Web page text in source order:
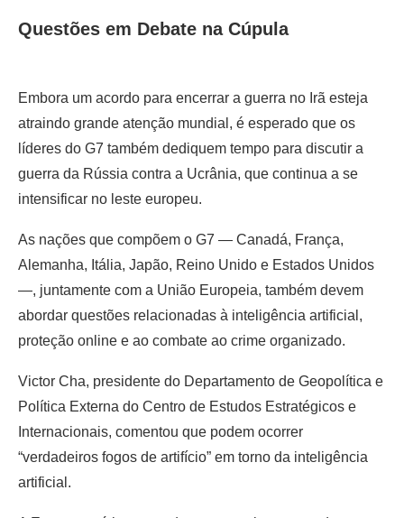
Questões em Debate na Cúpula
Embora um acordo para encerrar a guerra no Irã esteja
atraindo grande atenção mundial, é esperado que os
líderes do G7 também dediquem tempo para discutir a
guerra da Rússia contra a Ucrânia, que continua a se
intensificar no leste europeu.
As nações que compõem o G7 — Canadá, França,
Alemanha, Itália, Japão, Reino Unido e Estados Unidos
—, juntamente com a União Europeia, também devem
abordar questões relacionadas à inteligência artificial,
proteção online e ao combate ao crime organizado.
Victor Cha, presidente do Departamento de Geopolítica e
Política Externa do Centro de Estudos Estratégicos e
Internacionais, comentou que podem ocorrer
“verdadeiros fogos de artifício” em torno da inteligência
artificial.